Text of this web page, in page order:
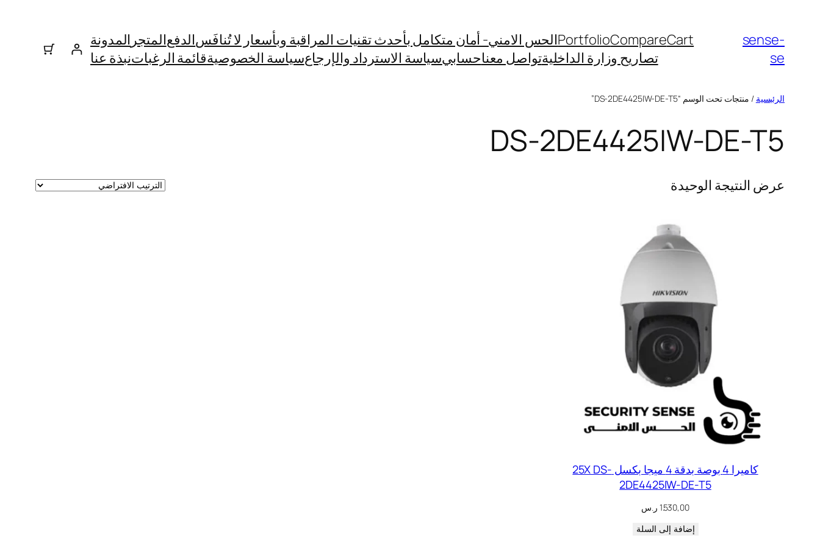
sense-
se
Cart
Compare
Portfolioالحس الامني- أمان متكامل بأحدث تقنيات المراقبة وبأسعار لا تُنافَسالدفعالمتجر المدونة
تصاريح وزارة الداخليةتواصل معناحسابيسياسة الاسترداد والإرجاعسياسة الخصوصيةقائمة الرغباتنبذة عنا
الرئيسية / منتجات تحت الوسم “DS-2DE4425IW-DE-T5”
DS-2DE4425IW-DE-T5
عرض النتيجة الوحيدة
كاميرا 4 بوصة بدقة 4 ميجا بكسل 25X DS-
2DE4425IW-DE-T5
1.530,00 ر.س
إضافة إلى السلة